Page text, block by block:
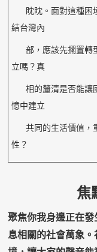
眈眈。面對這種困
結台灣內
部，應該先擱置轉
立嗎？真
相的釐清是否能讓
憶中建立
共同的生活價值，
性？
焦
聚焦你我身邊正在
息相關的社會萬象